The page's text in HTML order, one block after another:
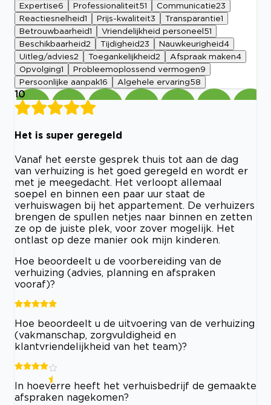
Expertise6 Professionaliteit51 Communicatie23
Reactiesnelheid1 Prijs-kwaliteit3 Transparantie1
Betrouwbaarheid1 Vriendelijkheid personeel 51
Beschikbaarheid2 Tijdigheid23 Nauwkeurigheid4
Uitleg/advies2 Toegankelijkheid2 Afspraak maken4
Opvolging1 Probleemoplossend vermogen9
Persoonlijke aanpak16 Algehele ervaring58
10
Het is super geregeld
Vanaf het eerste gesprek thuis tot aan de dag
van verhuizing is het goed geregeld en wordt er
met je meegedacht. Het verloopt allemaal
soepel en binnen een paar uur staat de
verhuiswagen bij het appartement. De verhuizers
brengen de spullen netjes naar binnen en zetten
ze op de juiste plek, voor zover mogelijk. Het
ontlast op deze manier ook mijn kinderen.
Hoe beoordeelt u de voorbereiding van de
verhuizing (advies, planning en afspraken
vooraf)?
Hoe beoordeelt u de uitvoering van de verhuizing
(vakmanschap, zorgvuldigheid en
klantvriendelijkheid van het team)?
In hoeverre heeft het verhuisbedrijf de gemaakte
afspraken nagekomen?